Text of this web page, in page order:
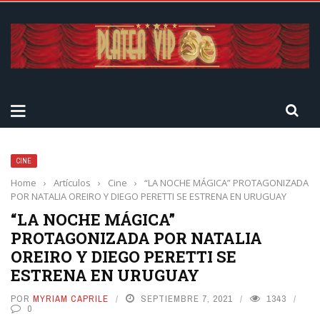
CINE
Home › Artículos › Cine ›
“LA NOCHE MÁGICA” PROTAGONIZADA
POR NATALIA OREIRO Y DIEGO PERETTI SE ESTRENA EN URUGUAY
“LA NOCHE MÁGICA”
PROTAGONIZADA POR NATALIA
OREIRO Y DIEGO PERETTI SE
ESTRENA EN URUGUAY
POR MYRIAM CAPRILE SEPTIEMBRE 7, 2021
1343
0